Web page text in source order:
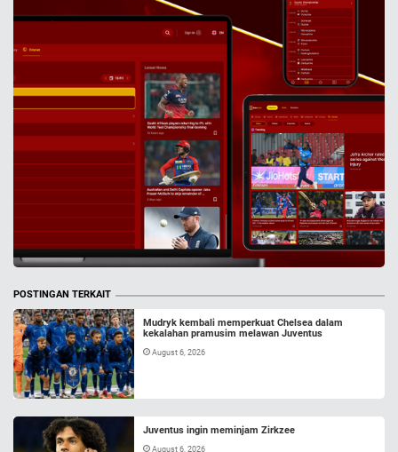
POSTINGAN TERKAIT
Mudryk kembali memperkuat Chelsea dalam
kekalahan pramusim melawan Juventus
August 6, 2026
Juventus ingin meminjam Zirkzee
August 6, 2026